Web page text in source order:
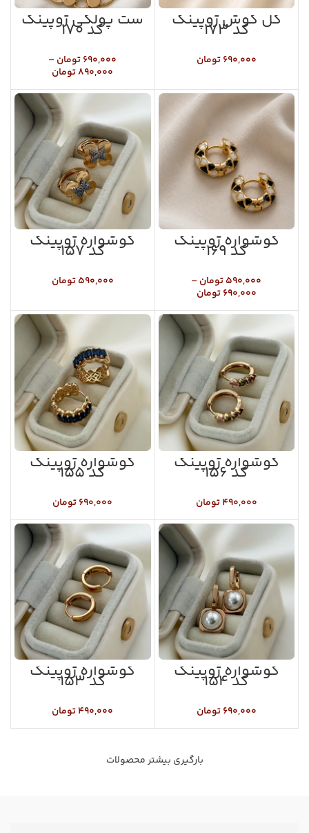
گل گوش ژوپینگ
کد ۱۷۳
۶۹۰,۰۰۰تومان
ست پولکی ژوپینگ
کد ۱۷۰
۶۹۰,۰۰۰تومان–
۸۹۰,۰۰۰تومان
گوشواره ژوپینگ
کد ۱۶۹
۵۹۰,۰۰۰تومان–
۶۹۰,۰۰۰تومان
گوشواره ژوپینگ
کد ۱۵۷
۵۹۰,۰۰۰تومان
گوشواره ژوپینگ
کد ۱۵۶
۴۹۰,۰۰۰تومان
گوشواره ژوپینگ
کد ۱۵۵
۶۹۰,۰۰۰تومان
گوشواره ژوپینگ
کد ۱۵۴
۶۹۰,۰۰۰تومان
گوشواره ژوپینگ
کد ۱۵۳
۴۹۰,۰۰۰تومان
بارگیری بیشتر محصولات